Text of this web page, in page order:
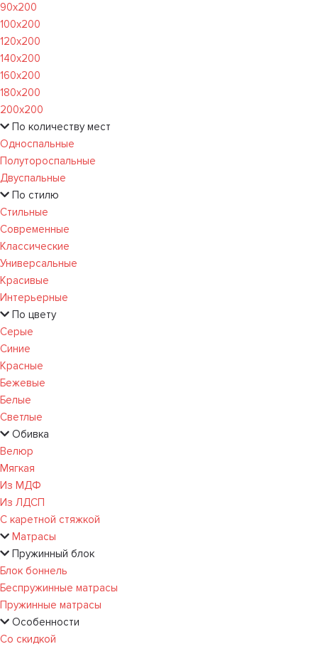
90х200
100х200
120x200
140х200
160х200
180х200
200х200
По количеству мест
Односпальные
Полутороспальные
Двуспальные
По стилю
Стильные
Современные
Классические
Универсальные
Красивые
Интерьерные
По цвету
Серые
Синие
Красные
Бежевые
Белые
Светлые
Обивка
Велюр
Мягкая
Из МДФ
Из ЛДСП
С каретной стяжкой
Матрасы
Пружинный блок
Блок боннель
Беспружинные матрасы
Пружинные матрасы
Особенности
Со скидкой